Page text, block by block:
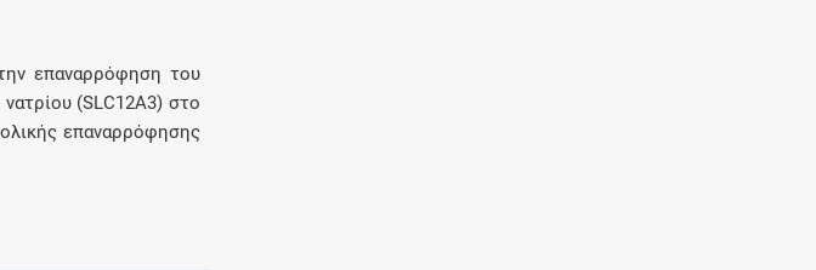
μέχρι
επαναρρόφηση του
(SLC12A3) στο
επαναρρόφησης